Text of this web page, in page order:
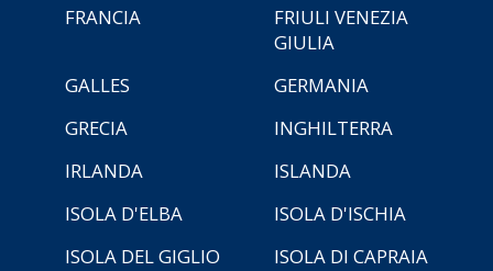
FRANCIA
FRIULI VENEZIA
GIULIA
GALLES
GERMANIA
GRECIA
INGHILTERRA
IRLANDA
ISLANDA
ISOLA D'ELBA
ISOLA D'ISCHIA
ISOLA DEL GIGLIO
ISOLA DI CAPRAIA